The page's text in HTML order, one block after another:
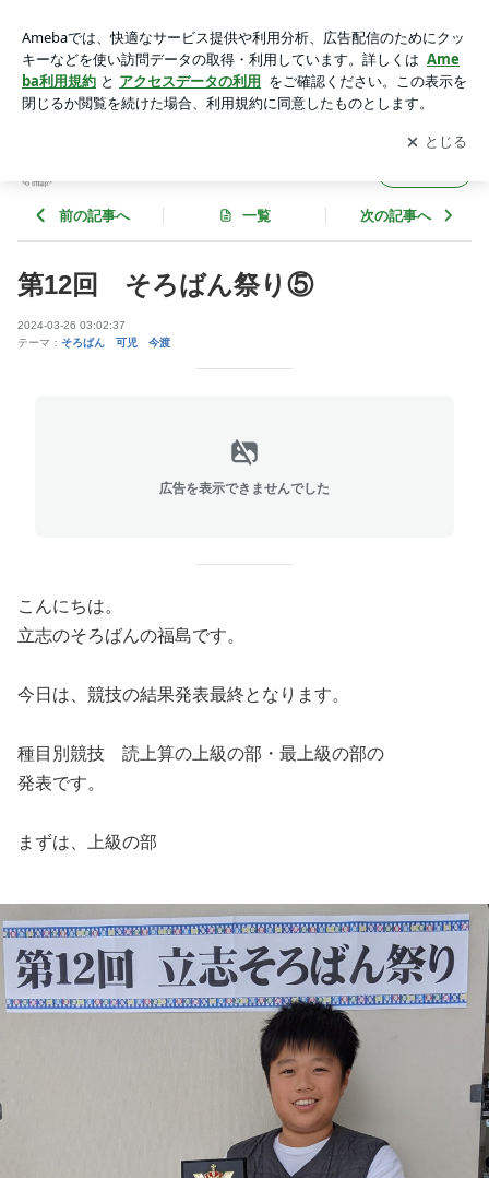
アプリをダウンロードして ブログの更新通知
を受け取りまし
ょう。
開く
前の記事へ 一覧 次の記事へ
第12回 そろばん祭り⑤
2024-03-26 03:02:37
テーマ： そろばん 可児 今渡
広告を表示できませんでした
こんにちは。
立志のそろばんの福島です。
今日は、競技の結果発表最終となります。
種目別競技 読上算の上級の部・最上級の部の
発表です。
まずは、上級の部